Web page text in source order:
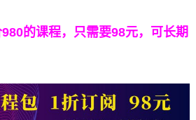
的课程，只需要98元，可长期